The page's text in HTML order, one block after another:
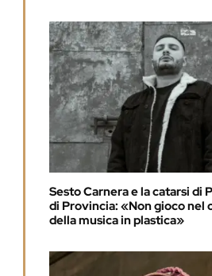
Sesto Carnera e la catarsi di
di Provincia: «Non gioco nel
della musica in plastica»